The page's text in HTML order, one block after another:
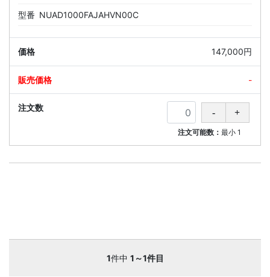
型番 NUAD1000FAJAHVN00C
147,000円
-
注文可能数：最小 1
1件中 1～1件目